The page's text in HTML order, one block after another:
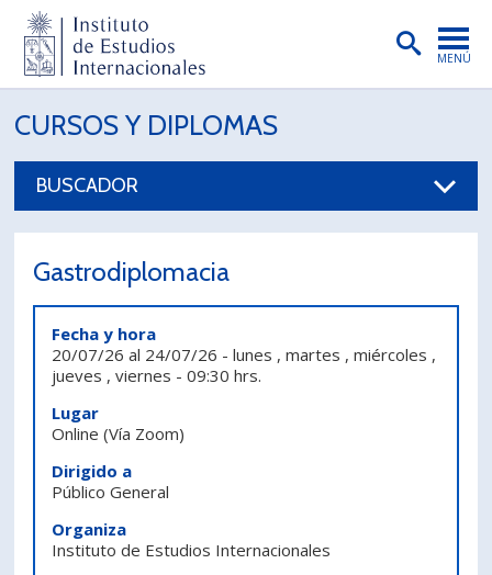
MENÚ
PORTADA
INSTITUTO
PUBLICACIONES
Postulantes Académicos
CURSOS Y DIPLOMAS
BUSCADOR
Gastrodiplomacia
Fecha y hora
20/07/26 al 24/07/26 -lunes , martes , miércoles ,
jueves , viernes -09:30 hrs.
Lugar
Online (Vía Zoom)
Dirigido a
Público General
Organiza
Instituto de Estudios Internacionales